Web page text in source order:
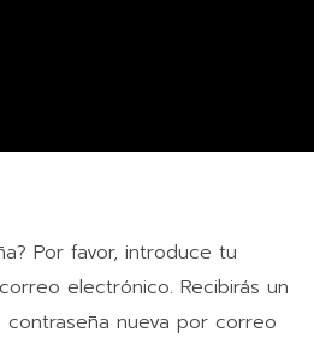
Por favor, introduce tu
electrónico. Recibirás un
nueva por correo